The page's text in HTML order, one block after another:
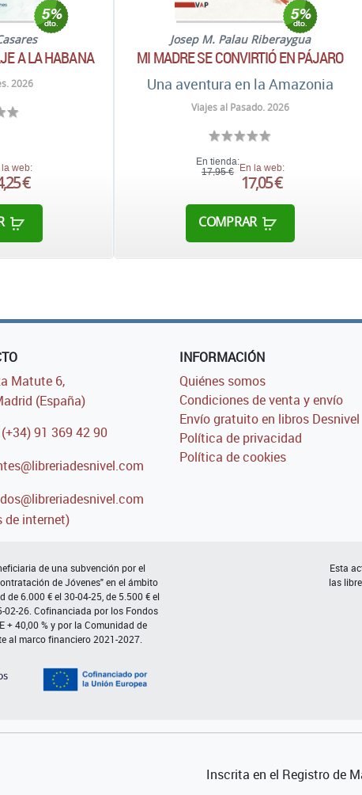
A LA HABANA
2026
web:
€
Josep M. Palau Riberaygua
MI MADRE SE CONVIRTIÓ EN PÁJARO
Una aventura en la Amazonia
Viajes al Pasado. 2026
En tienda:
17,95 € En la web:
17,05 €
COMPRAR
Matute 6,
(España)
(+34) 91 369 42 90
de internet)
INFORMACIÓN
Quiénes somos
Condiciones de venta y envío
Envío gratuito en libros Desnivel
Política de privacidad
Política de cookies
de una subvención por el
de Jóvenes" en el ámbito
de 6.000 € el 30-04-25, de 5.500 € el
02-26. Cofinanciada por los Fondos
+ 40,00 % y por la Comunidad de
al marco financiero 2021-2027.
Esta
las
Inscrita en el Registro de